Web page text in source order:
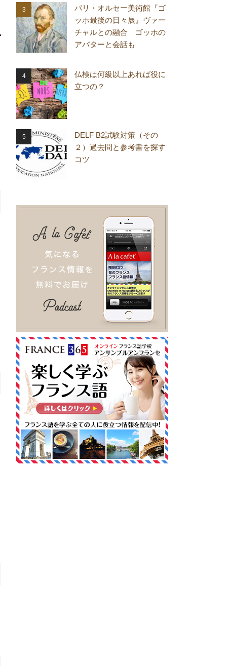
パリ・オルセー美術館『ゴ
ッホ最後の日々展』ヴァー
チャルとの融合 ゴッホの
アバターと会話も
仏検は何級以上あれば役に
立つの？
DELF B2試験対策（その
２）過去問と参考書を探す
コツ